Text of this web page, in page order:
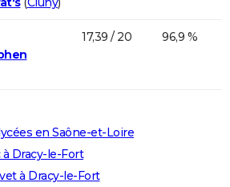
17,39 / 20 96,9 %
en Saône-et-Loire
Dracy-le-Fort
à Dracy-le-Fort